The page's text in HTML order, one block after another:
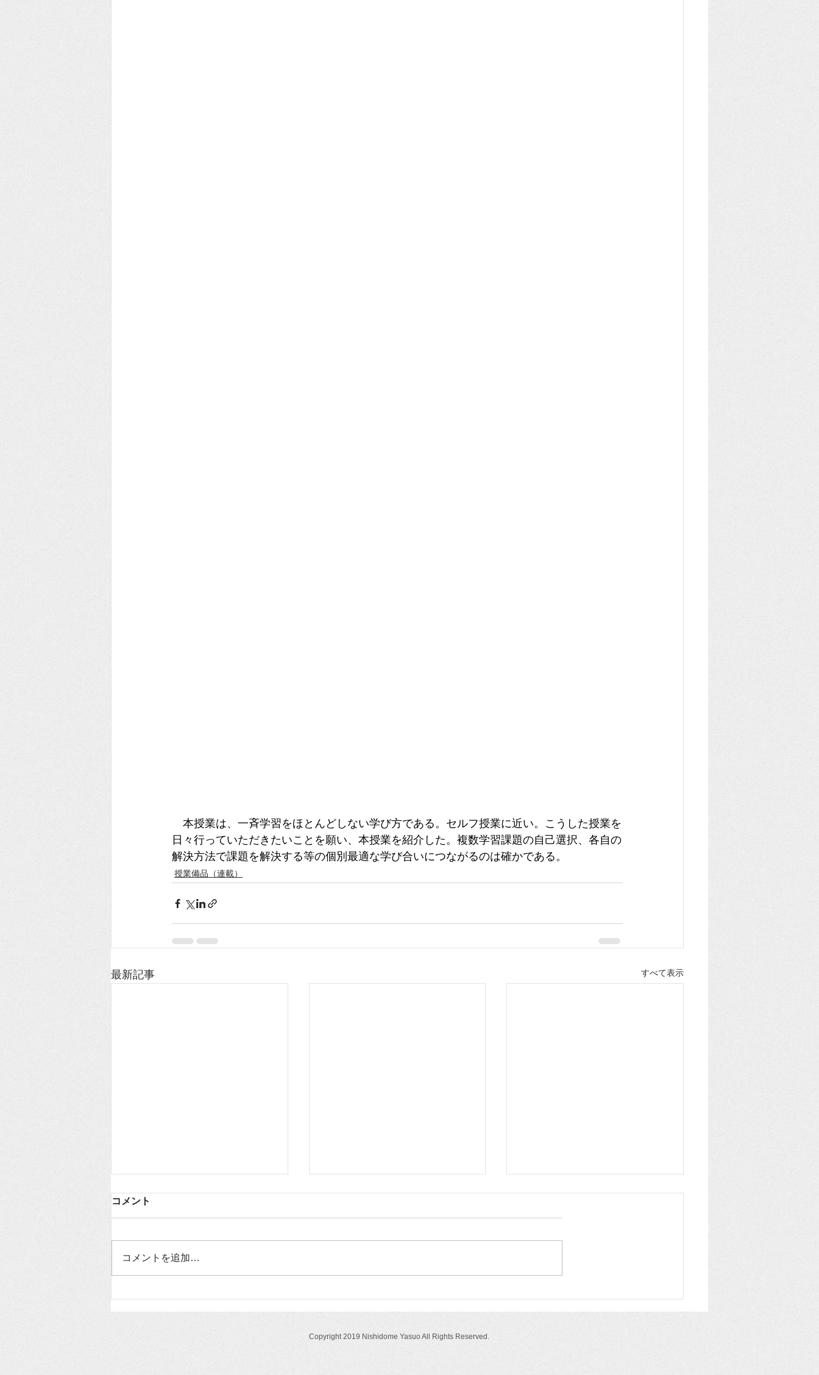
本授業は、一斉学習をほとんどしない学び方である。セルフ授業に近い。こうした授業を
日々行っていただきたいことを願い、本授業を紹介した。複数学習課題の自己選択、各自の
解決方法で課題を解決する等の個別最適な学び合いにつながるのは確かである。
授業備品（連載）
最新記事 すべて表示
授業備品
NO.311（2026.7.6）「動く
授業備品
NO.310（2026.6.11）「子ど
授業備品
NO.309（2026.6.3）にしど
コメント
コメントを追加…
Copyright 2019 Nishidome Yasuo All Rights Reserved.